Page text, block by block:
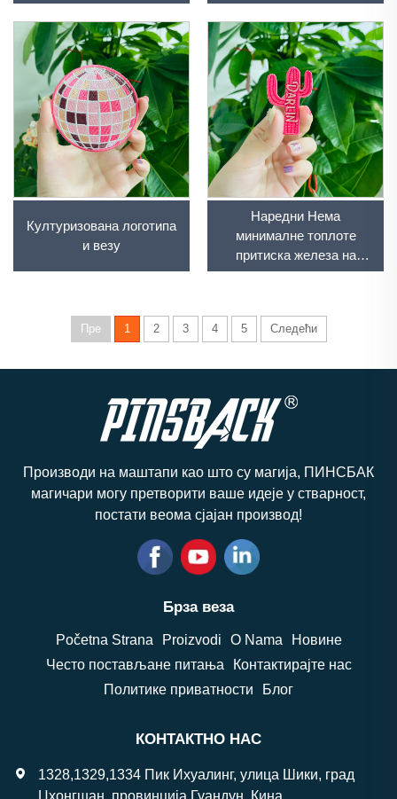
Културизована логотипа
и везу
Наредни Нема
минималне топлоте
притиска железа на
лапире Наредни шешири
Лапири Апликација за
одећу
Пре 1 2 3 4 5 Следећи
Производи на маштапи као што су магија, ПИНСБАК
магичари могу претворити ваше идеје у стварност,
постати веома сјајан производ!
Брза веза
Početna Strana Proizvodi O Nama
Новине
Често постављане питања
Контактирајте нас
Политике приватности
Блог
КОНТАКТНО НАС
1328,1329,1334 Пик Ихуалинг, улица Шики, град
Цхонгшан, провинција Гуандун, Кина